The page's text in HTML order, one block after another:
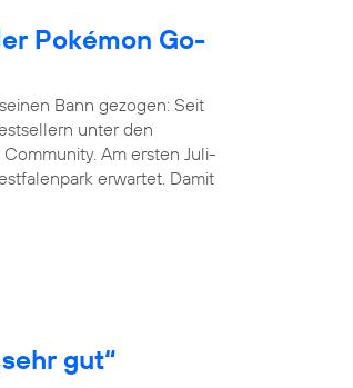
Pokémon Go-
Bann gezogen: Seit
unter den
Am ersten Juli-
erwartet. Damit
gut“